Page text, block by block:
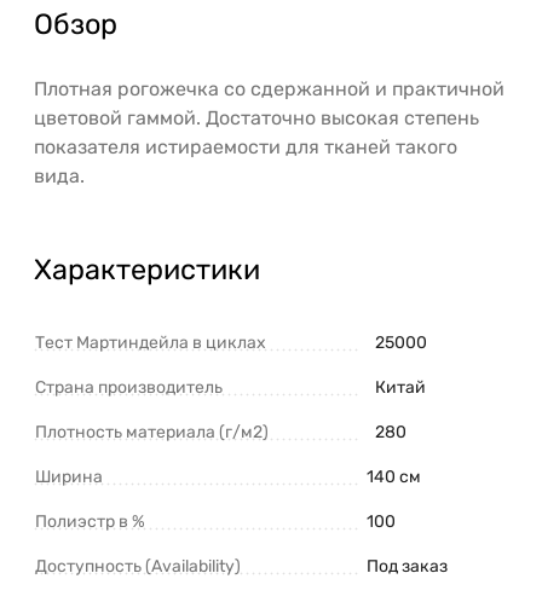
Обзор
Плотная рогожечка со сдержанной и практичной
цветовой гаммой. Достаточно высокая степень
показателя истираемости для тканей такого
вида.
Характеристики
Тест Мартиндейла в циклах 25000
Страна производитель Китай
Плотность материала (г/м2) 280
Ширина 140 см
Полиэстр в % 100
Доступность (Availability) Под заказ